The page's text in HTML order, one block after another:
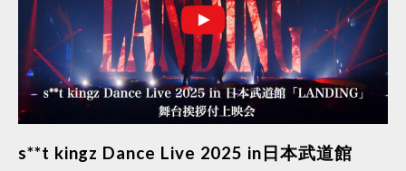
s**t kingz Dance Live 2025 in日本武道館